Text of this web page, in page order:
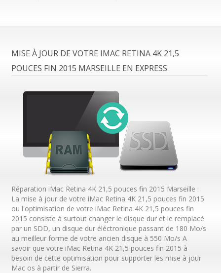
MISE À JOUR DE VOTRE IMAC RETINA 4K 21,5
POUCES FIN 2015 MARSEILLE EN EXPRESS
Réparation iMac Retina 4K 21,5 pouces fin 2015 Marseille :
La mise à jour de votre iMac Retina 4K 21,5 pouces fin 2015
ou l'optimisation de votre iMac Retina 4K 21,5 pouces fin
2015 consiste à surtout changer le disque dur et le remplacé
par un SDD, un disque dur éléctronique passant de 180 Mo/s
au meilleur forme de votre ancien disque à 550 Mo/s A
savoir que votre iMac Retina 4K 21,5 pouces fin 2015 à
besoin de cette optimisation pour supporter les mise à jour
Mac os à partir de Sierra.